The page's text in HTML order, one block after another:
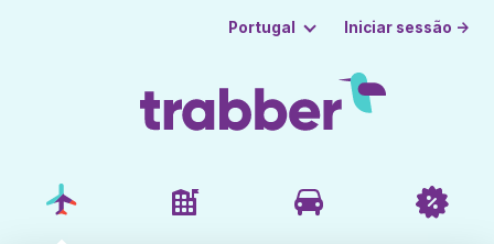
Portugal Iniciar sessão →